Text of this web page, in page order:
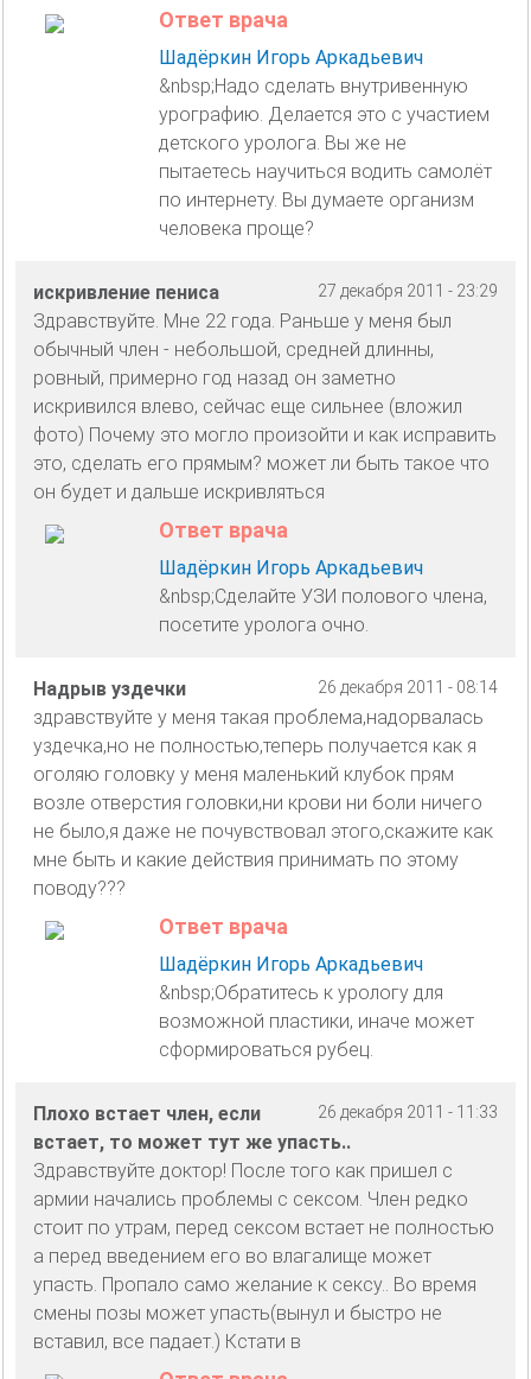
Ответ врача
Шадёркин Игорь Аркадьевич
&nbsp;Надо сделать внутривенную
урографию. Делается это с участием
детского уролога. Вы же не
пытаетесь научиться водить самолёт
по интернету. Вы думаете организм
человека проще?
27 декабря 2011 - 23:29
искривление пениса
Здравствуйте. Мне 22 года. Раньше у меня был
обычный член - небольшой, средней длинны,
ровный, примерно год назад он заметно
искривился влево, сейчас еще сильнее (вложил
фото) Почему это могло произойти и как исправить
это, сделать его прямым? может ли быть такое что
он будет и дальше искривляться
Ответ врача
Шадёркин Игорь Аркадьевич
&nbsp;Сделайте УЗИ полового члена,
посетите уролога очно.
26 декабря 2011 - 08:14
Надрыв уздечки
здравствуйте у меня такая проблема,надорвалась
уздечка,но не полностью,теперь получается как я
оголяю головку у меня маленький клубок прям
возле отверстия головки,ни крови ни боли ничего
не было,я даже не почувствовал этого,скажите как
мне быть и какие действия принимать по этому
поводу???
Ответ врача
Шадёркин Игорь Аркадьевич
&nbsp;Обратитесь к урологу для
возможной пластики, иначе может
сформироваться рубец.
26 декабря 2011 - 11:33
Плохо встает член, если
встает, то может тут же упасть..
Здравствуйте доктор! После того как пришел с
армии начались проблемы с сексом. Член редко
стоит по утрам, перед сексом встает не полностью
а перед введением его во влагалище может
упасть. Пропало само желание к сексу.. Во время
смены позы может упасть(вынул и быстро не
вставил, все падает.) Кстати в